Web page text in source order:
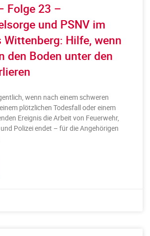
Folge 23 –
und PSNV im
Wittenberg: Hilfe, wenn
den Boden unter den
wenn nach einem schweren
plötzlichen Todesfall oder einem
Ereignis die Arbeit von Feuerwehr,
Polizei endet – für die Angehörigen